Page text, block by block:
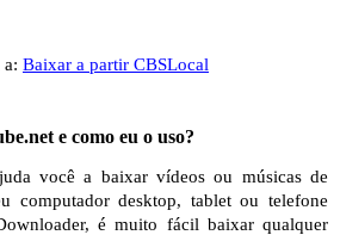
Baixar a partir CBSLocal
e como eu o uso?
você a baixar vídeos ou músicas de
computador desktop, tablet ou telefone
é muito fácil baixar qualquer